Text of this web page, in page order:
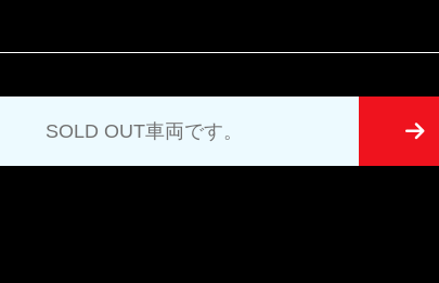
SOLD OUT車両です。